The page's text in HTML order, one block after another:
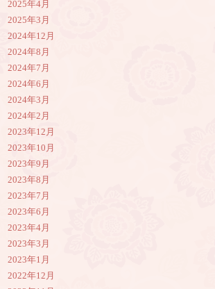
2025年4月
2025年3月
2024年12月
2024年8月
2024年7月
2024年6月
2024年3月
2024年2月
2023年12月
2023年10月
2023年9月
2023年8月
2023年7月
2023年6月
2023年4月
2023年3月
2023年1月
2022年12月